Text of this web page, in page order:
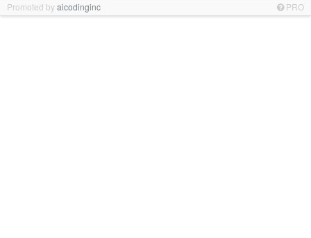
Promoted byaicodinginc PRO